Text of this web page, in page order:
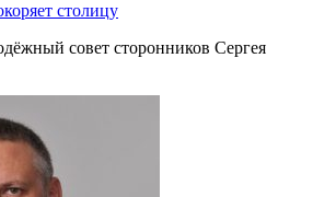
столицу
совет сторонников Сергея